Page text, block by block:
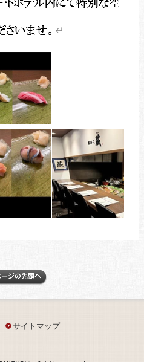
サイトマップ